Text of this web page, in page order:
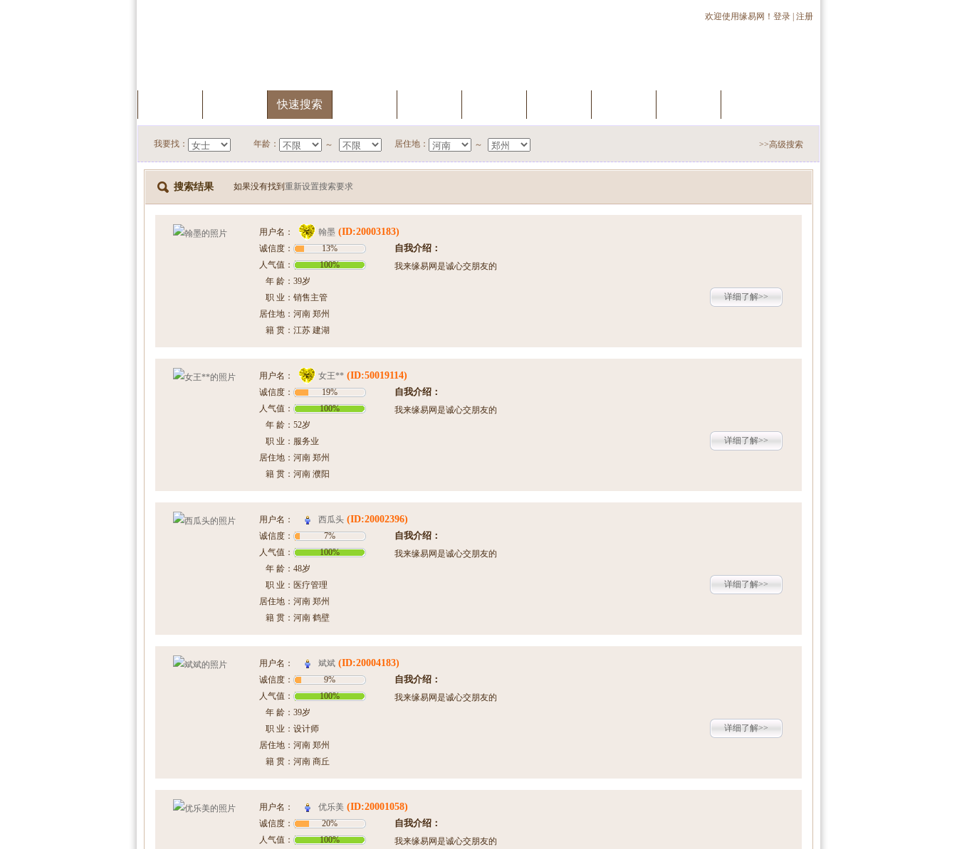
欢迎使用缘易网！ 登录 注册
快速搜索
我要找： 年龄： ～ 居住地： ～ >>高级搜索
搜索结果 如果没有找到 重新设置搜索要求
用户名： 翰墨 (ID:20003183)
诚信度：
13%
人气值：
100%
年 龄： 39岁
职 业： 销售主管
居住地： 河南 郑州
籍 贯： 江苏 建湖
自我介绍：
我来缘易网是诚心交朋友的
详细了解>>
用户名： 女王** (ID:50019114)
诚信度：
19%
人气值：
100%
年 龄： 52岁
职 业： 服务业
居住地： 河南 郑州
籍 贯： 河南 濮阳
自我介绍：
我来缘易网是诚心交朋友的
详细了解>>
用户名： 西瓜头 (ID:20002396)
诚信度：
7%
人气值：
100%
年 龄： 48岁
职 业： 医疗管理
居住地： 河南 郑州
籍 贯： 河南 鹤壁
自我介绍：
我来缘易网是诚心交朋友的
详细了解>>
用户名： 斌斌 (ID:20004183)
诚信度：
9%
人气值：
100%
年 龄： 39岁
职 业： 设计师
居住地： 河南 郑州
籍 贯： 河南 商丘
自我介绍：
我来缘易网是诚心交朋友的
详细了解>>
用户名： 优乐美 (ID:20001058)
诚信度：
20%
人气值：
100%
自我介绍：
我来缘易网是诚心交朋友的